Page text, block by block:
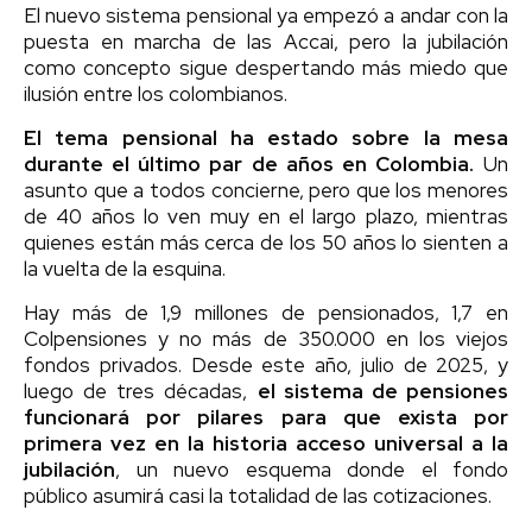
El nuevo sistema pensional ya empezó a andar con la
puesta en marcha de las Accai, pero la jubilación
como concepto sigue despertando más miedo que
ilusión entre los colombianos.
El tema pensional ha estado sobre la mesa
durante el último par de años en Colombia. Un
asunto que a todos concierne, pero que los menores
de 40 años lo ven muy en el largo plazo, mientras
quienes están más cerca de los 50 años lo sienten a
la vuelta de la esquina.
Hay más de 1,9 millones de pensionados, 1,7 en
Colpensiones y no más de 350.000 en los viejos
fondos privados. Desde este año, julio de 2025, y
luego de tres décadas, el sistema de pensiones
funcionará por pilares para que exista por
primera vez en la historia acceso universal a la
jubilación, un nuevo esquema donde el fondo
público asumirá casi la totalidad de las cotizaciones.